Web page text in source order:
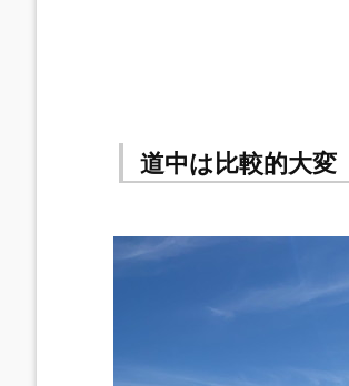
道中は比較的大変